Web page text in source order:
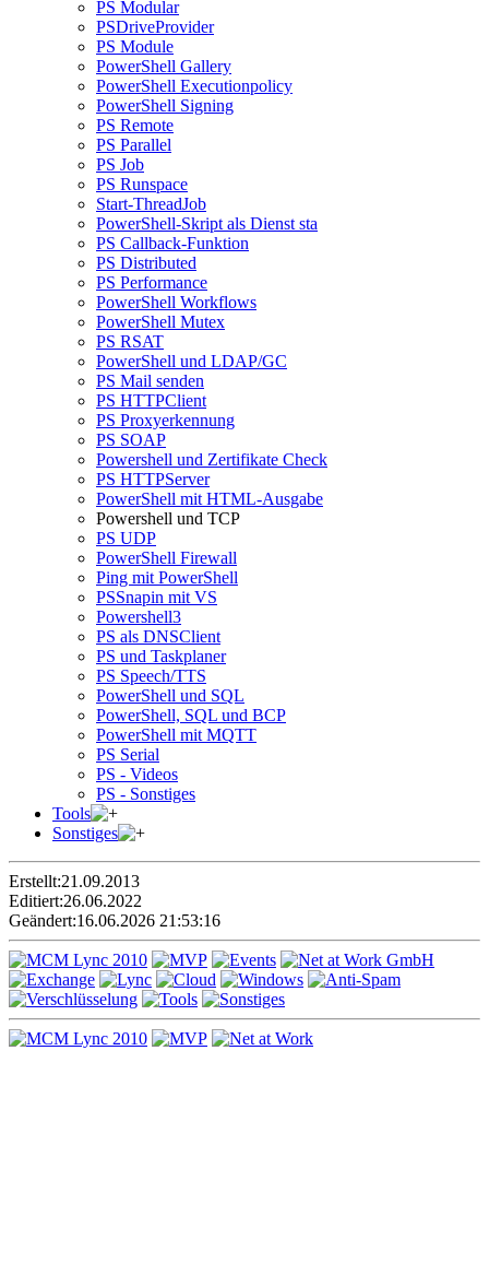
PS Modular
PSDriveProvider
PS Module
PowerShell Gallery
PowerShell Executionpolicy
PowerShell Signing
PS Remote
PS Parallel
PS Job
PS Runspace
Start-ThreadJob
PowerShell-Skript als Dienst sta
PS Callback-Funktion
PS Distributed
PS Performance
PowerShell Workflows
PowerShell Mutex
PS RSAT
PowerShell und LDAP/GC
PS Mail senden
PS HTTPClient
PS Proxyerkennung
PS SOAP
Powershell und Zertifikate Check
PS HTTPServer
PowerShell mit HTML-Ausgabe
Powershell und TCP
PS UDP
PowerShell Firewall
Ping mit PowerShell
PSSnapin mit VS
Powershell3
PS als DNSClient
PS und Taskplaner
PS Speech/TTS
PowerShell und SQL
PowerShell, SQL und BCP
PowerShell mit MQTT
PS Serial
PS - Videos
PS - Sonstiges
Tools
Sonstiges
Erstellt:21.09.2013
Editiert:26.06.2022
Geändert:16.06.2026 21:53:16